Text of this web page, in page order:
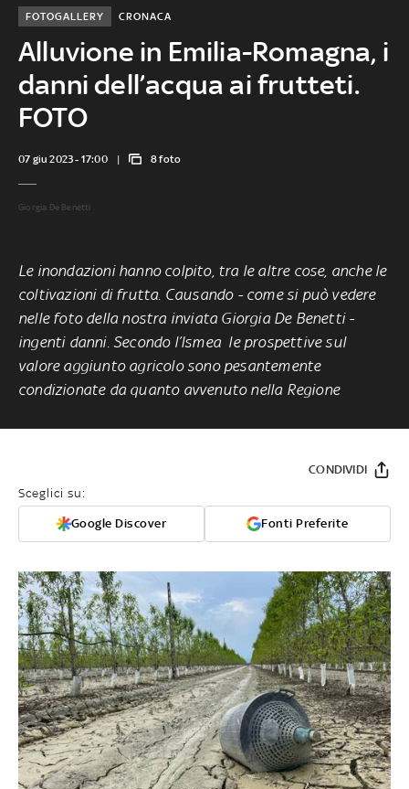
Alluvione in Emilia-Romagna, i
danni dell’acqua ai frutteti.
FOTO
CRONACA
FOTOGALLERY
07 giu 2023 - 17:00 8 foto
Giorgia De Benetti
Le inondazioni hanno colpito, tra le altre cose, anche le
coltivazioni di frutta. Causando - come si può vedere
nelle foto della nostra inviata Giorgia De Benetti -
ingenti danni. Secondo l’Ismea le prospettive sul
valore aggiunto agricolo sono pesantemente
condizionate da quanto avvenuto nella Regione
Sceglici su:
Google Discover Fonti Preferite
CONDIVIDI